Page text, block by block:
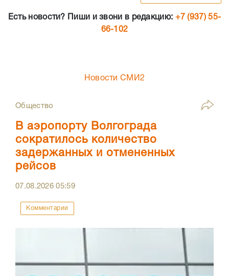
Есть новости? Пиши и звони в редакцию: +7 (937) 55-
66-102
Новости СМИ2
Общество
В аэропорту Волгограда
сократилось количество
задержанных и отмененных
рейсов
07.08.202605:59
Комментарии